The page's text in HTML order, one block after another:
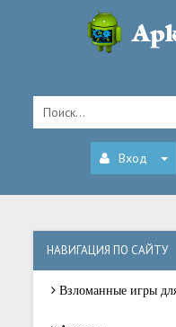
Вход
НАВИГАЦИЯ ПО САЙТУ
Взломанные игры